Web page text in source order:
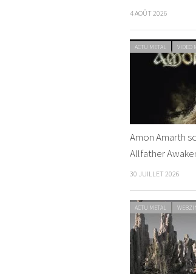
4 AOÛT 2026
ACTU METAL VIDEO
Amon Amarth
Allfather
30 JUILLET 2026
ACTU METAL